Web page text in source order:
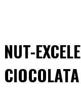
NUT-